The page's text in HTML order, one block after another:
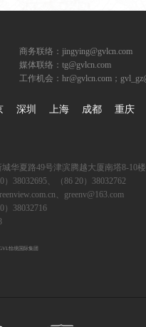
商务联络：jingying@gvlcn.com
媒体联络：tg@gvlcn.com
工作机会：hr@gvlcn.com；
深圳 上海 成都 重庆
华夏路49号津滨腾越大厦南塔8-10
）38032695、（86 20）38032762
、greenv@163.com
）38032716
怡境国际集团